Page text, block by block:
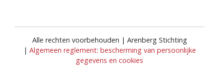
Alle rechten voorbehouden | Arenberg Stichting
| Algemeen reglement: bescherming van persoonlijke
gegevens en cookies